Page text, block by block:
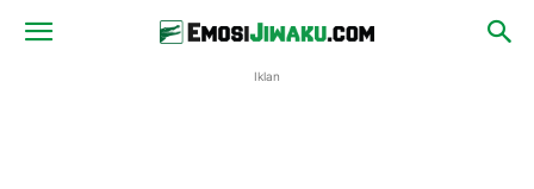
Iklan